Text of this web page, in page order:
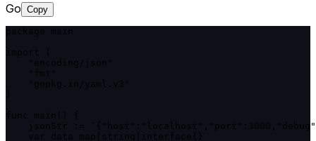
Go Copy
jsonStr :=